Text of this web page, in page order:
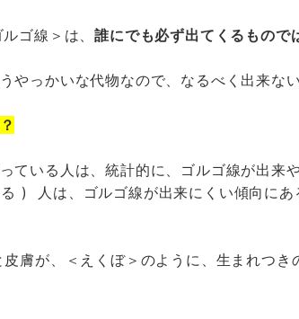
ゴ線＞は、誰にでも必ず出てくるもので
っかいな代物なので、なるべく出来な
ている人は、統計的に、ゴルゴ線が出来
) 人は、ゴルゴ線が出来にくい傾向にあ
膚が、＜えくぼ＞のように、生まれつ